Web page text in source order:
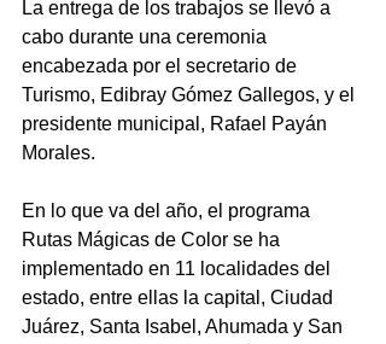
La entrega de los trabajos se llevó a
cabo durante una ceremonia
encabezada por el secretario de
Turismo, Edibray Gómez Gallegos, y el
presidente municipal, Rafael Payán
Morales.
En lo que va del año, el programa
Rutas Mágicas de Color se ha
implementado en 11 localidades del
estado, entre ellas la capital, Ciudad
Juárez, Santa Isabel, Ahumada y San